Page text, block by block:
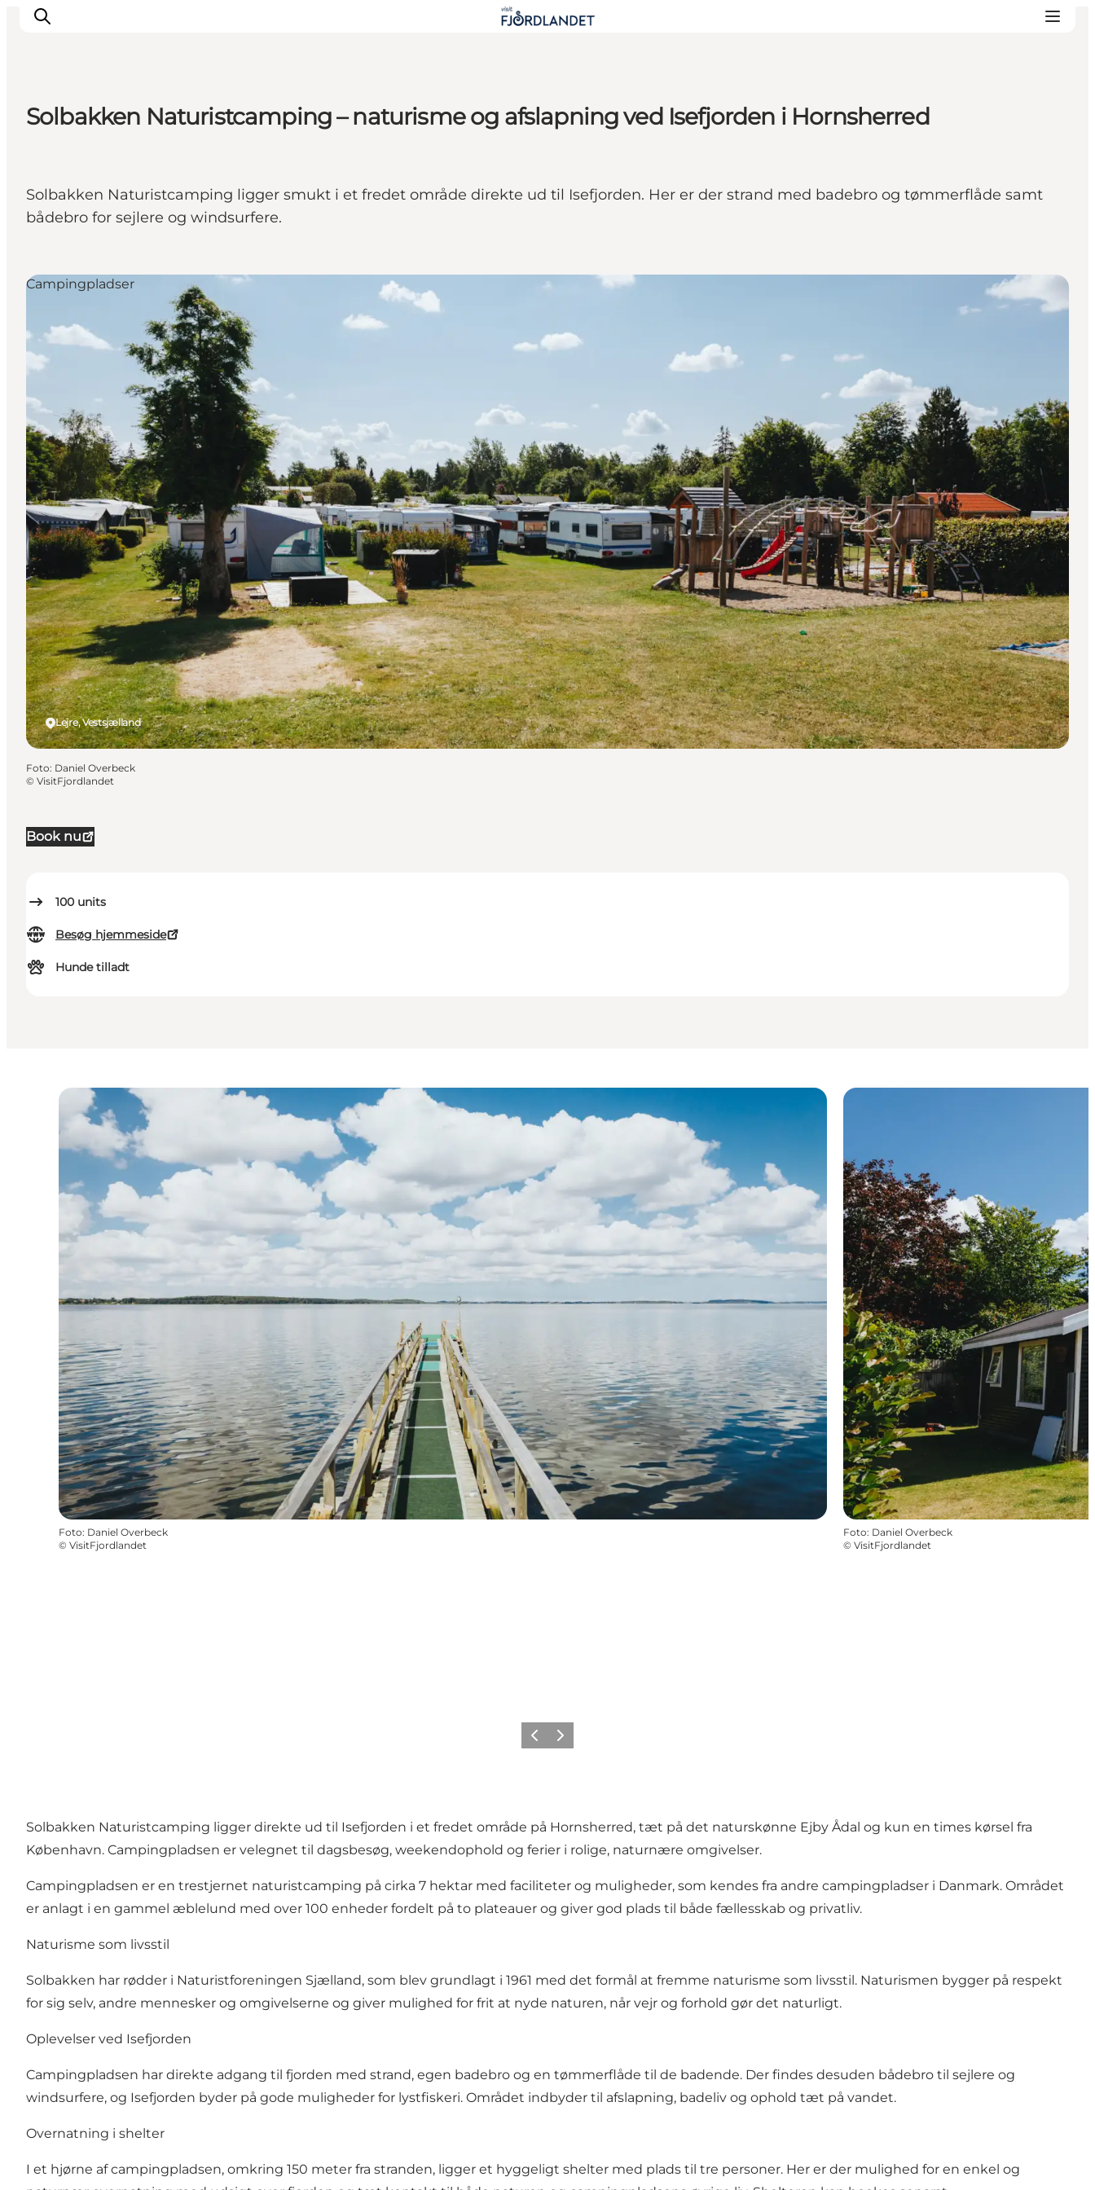
Guides & inspiration
Overnatning
Solbakken Naturistcamping – naturisme og afslapning ved Isefjorden i Hornsherred
Solbakken Naturistcamping ligger smukt i et fredet område direkte ud til Isefjorden. Her er der strand med badebro og tømmerflåde samt
bådebro for sejlere og windsurfere.
Book nu
100 units
Besøg hjemmeside
Hunde tilladt
Lejre, Vestsjælland
Campingpladser
Foto: Daniel Overbeck
© VisitFjordlandet
Foto: Daniel Overbeck
© VisitFjordlandet
Foto: Daniel Overbeck
© VisitFjordlandet
Forrige billede
Næste billede
Solbakken Naturistcamping ligger direkte ud til Isefjorden i et fredet område på Hornsherred, tæt på det naturskønne Ejby Ådal og kun en times kørsel fra
København. Campingpladsen er velegnet til dagsbesøg, weekendophold og ferier i rolige, naturnære omgivelser.
Campingpladsen er en trestjernet naturistcamping på cirka 7 hektar med faciliteter og muligheder, som kendes fra andre campingpladser i Danmark. Området
er anlagt i en gammel æblelund med over 100 enheder fordelt på to plateauer og giver god plads til både fællesskab og privatliv.
Naturisme som livsstil
Solbakken har rødder i Naturistforeningen Sjælland, som blev grundlagt i 1961 med det formål at fremme naturisme som livsstil. Naturismen bygger på respekt
for sig selv, andre mennesker og omgivelserne og giver mulighed for frit at nyde naturen, når vejr og forhold gør det naturligt.
Oplevelser ved Isefjorden
Campingpladsen har direkte adgang til fjorden med strand, egen badebro og en tømmerflåde til de badende. Der findes desuden bådebro til sejlere og
windsurfere, og Isefjorden byder på gode muligheder for lystfiskeri. Området indbyder til afslapning, badeliv og ophold tæt på vandet.
Overnatning i shelter
I et hjørne af campingpladsen, omkring 150 meter fra stranden, ligger et hyggeligt shelter med plads til tre personer. Her er der mulighed for en enkel og